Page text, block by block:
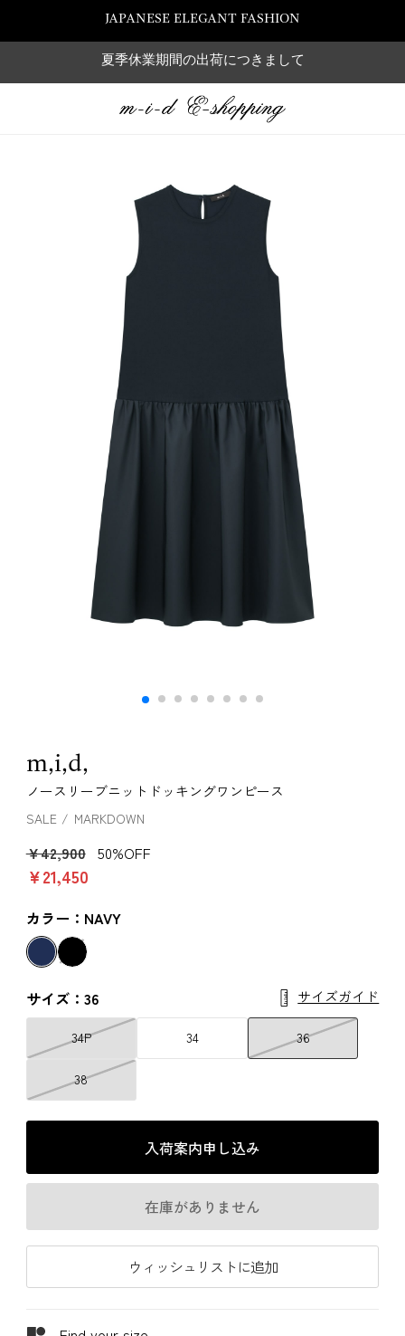
JAPANESE ELEGANT FASHION
夏季休業期間の出荷につきまして
m,i,d,
ノースリーブニットドッキングワンピース
SALE MARKDOWN
￥42,900 50%OFF
￥21,450
カラー：NAVY
サイズ：36 サイズガイド
34P 34 36
38
入荷案内申し込み
在庫がありません
ウィッシュリストに追加